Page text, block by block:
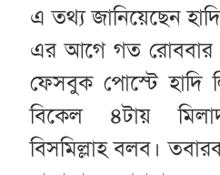
এ তথ্য জানিয়েছেন
এর আগে গত রোববার
ফেসবুক পোস্টে হাদি
বিকেল ৪টায়
বিসমিল্লাহ বলব।